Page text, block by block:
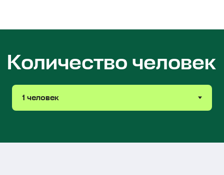
Ведем локальное медиа
о Тбилиси — Paper Kartuli